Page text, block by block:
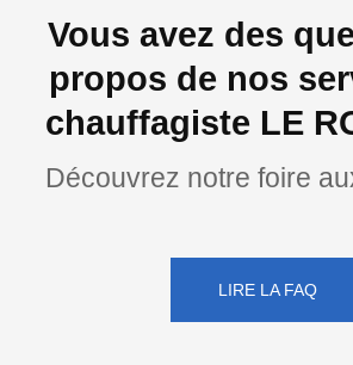
Vous avez des
propos de nos
chauffagiste LE
Découvrez notre foire
LIRE LA FAQ